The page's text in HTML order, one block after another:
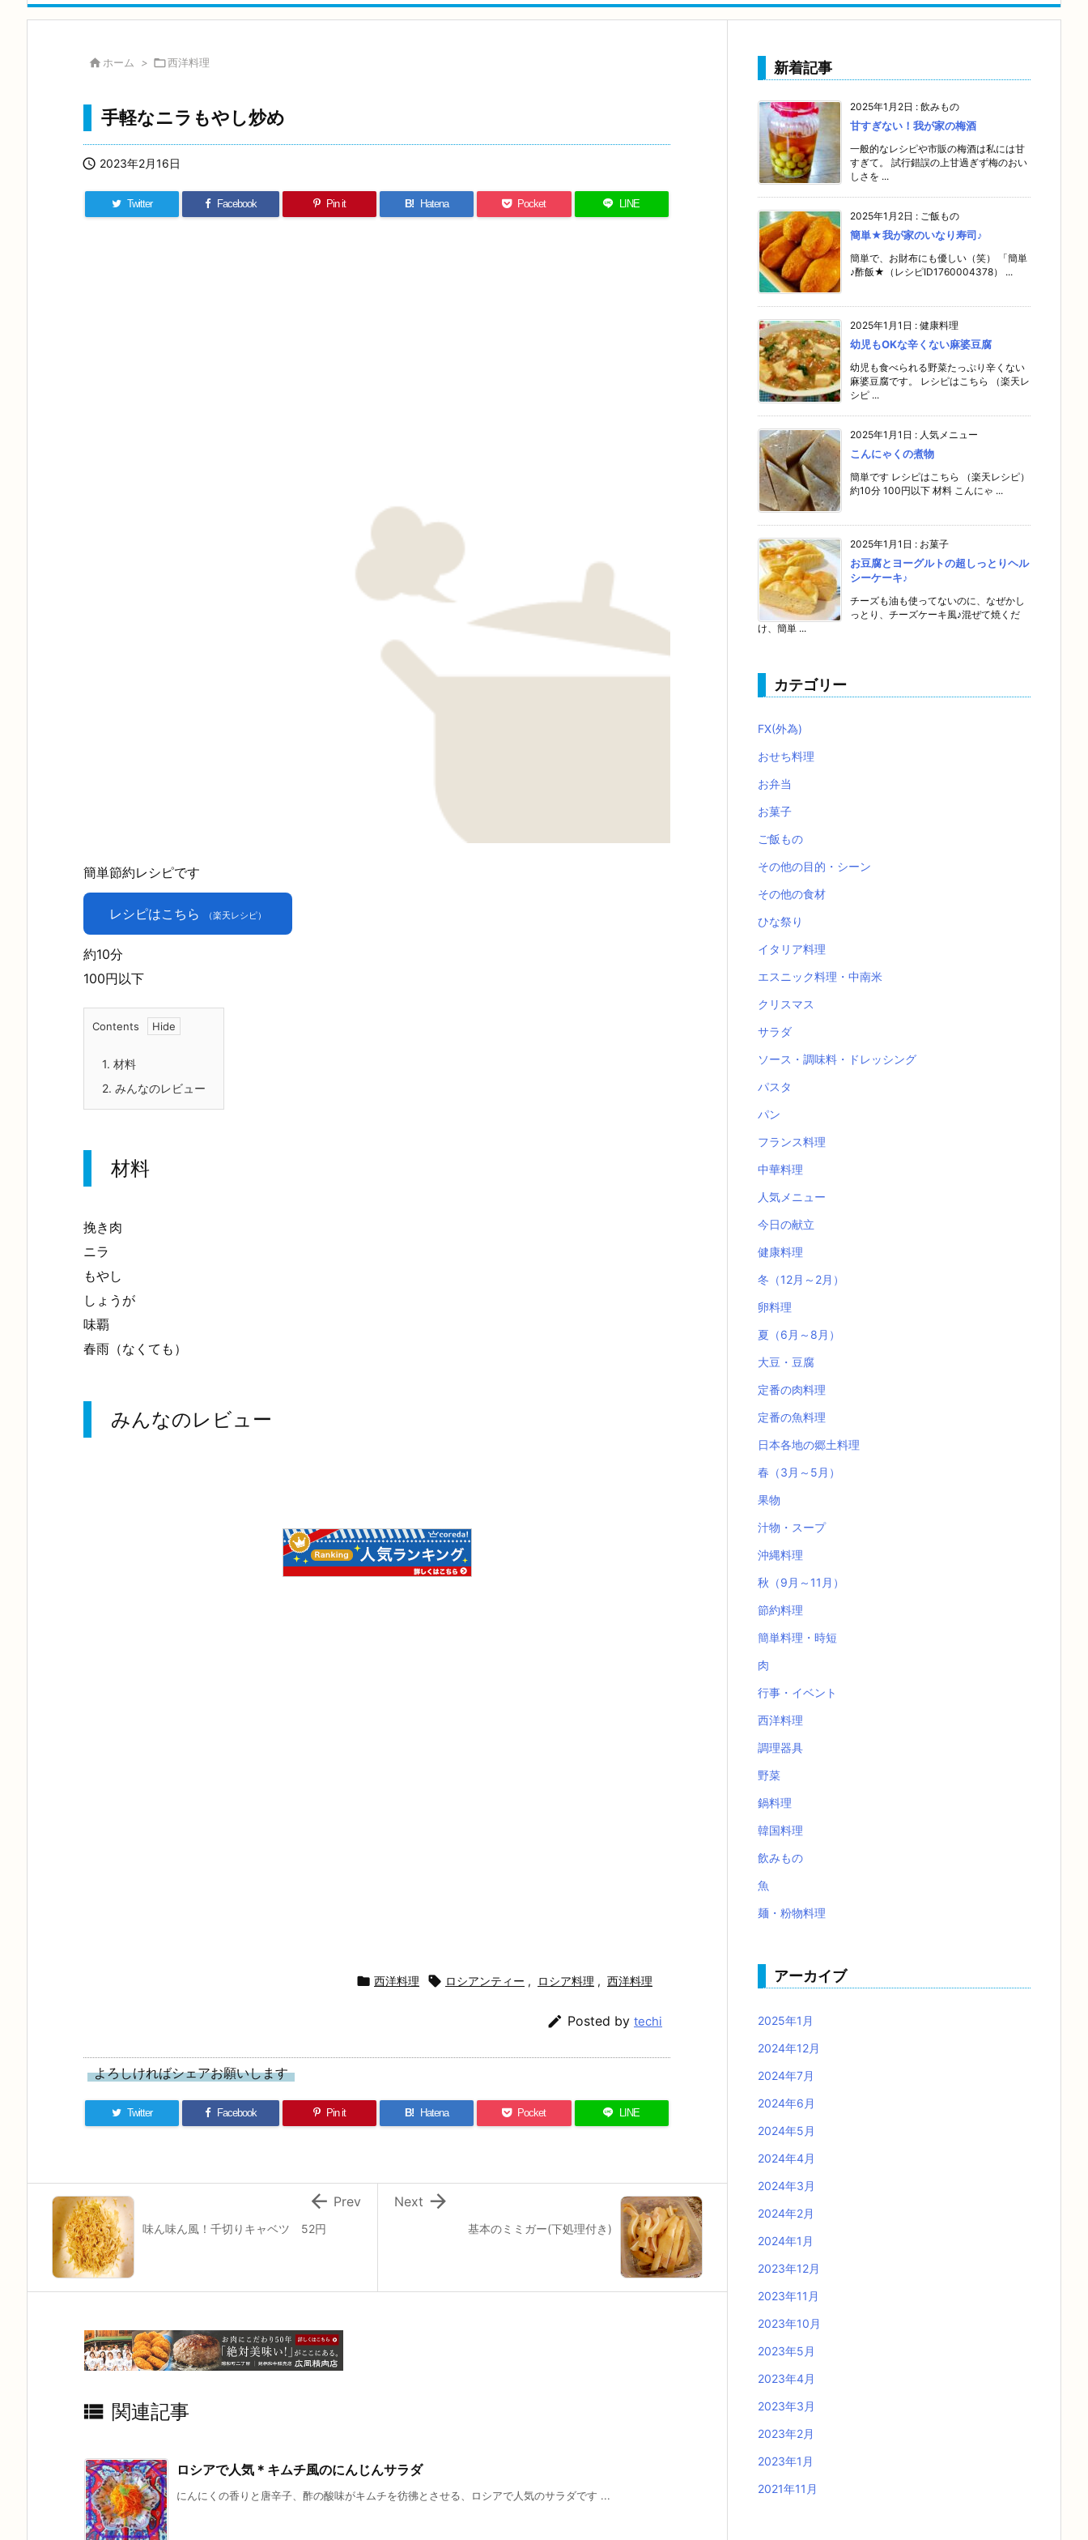
 ホーム > 西洋料理
手軽なニラもやし炒め
 2023年2月16日
Twitter Facebook Pin it B! Hatena Pocket LINE
簡単節約レシピです
レシピはこちら （楽天レシピ）
約10分
100円以下
Contents
1. 材料
2. みんなのレビュー
材料
挽き肉
ニラ
もやし
しょうが
味覇
春雨（なくても）
みんなのレビュー
 西洋料理  ロシアンティー , ロシア料理 , 西洋料理
 Posted by techi
よろしければシェアお願いします
Twitter Facebook Pin it B! Hatena Pocket LINE
基本のミミガー(下処理付き)

Next
味ん味ん風！千切りキャベツ 52円
 Prev
 関連記事
ロシアで人気＊キムチ風のにんじんサラダ
にんにくの香りと唐辛子、酢の酸味がキムチを彷彿とさせる、ロシアで人気のサラダです ...
新着記事
2025年1月2日 : 飲みもの
甘すぎない！我が家の梅酒
一般的なレシピや市販の梅酒は私には甘
すぎて。 試行錯誤の上甘過ぎず梅のおい
しさを ...
2025年1月2日 : ご飯もの
簡単★我が家のいなり寿司♪
簡単で、お財布にも優しい（笑） 「簡単
♪酢飯★（レシピID1760004378） ...
2025年1月1日 : 健康料理
幼児もOKな辛くない麻婆豆腐
幼児も食べられる野菜たっぷり辛くない
麻婆豆腐です。 レシピはこちら （楽天レ
シピ ...
2025年1月1日 : 人気メニュー
こんにゃくの煮物
簡単です レシピはこちら （楽天レシピ）
約10分 100円以下 材料 こんにゃ ...
2025年1月1日 : お菓子
お豆腐とヨーグルトの超しっとりヘル
シーケーキ♪
チーズも油も使ってないのに、なぜかし
っとり、チーズケーキ風♪混ぜて焼くだ
け、簡単 ...
カテゴリー
FX(外為)
おせち料理
お弁当
お菓子
ご飯もの
その他の目的・シーン
その他の食材
ひな祭り
イタリア料理
エスニック料理・中南米
クリスマス
サラダ
ソース・調味料・ドレッシング
パスタ
パン
フランス料理
中華料理
人気メニュー
今日の献立
健康料理
冬（12月～2月）
卵料理
夏（6月～8月）
大豆・豆腐
定番の肉料理
定番の魚料理
日本各地の郷土料理
春（3月～5月）
果物
汁物・スープ
沖縄料理
秋（9月～11月）
節約料理
簡単料理・時短
肉
行事・イベント
西洋料理
調理器具
野菜
鍋料理
韓国料理
飲みもの
魚
麺・粉物料理
アーカイブ
2025年1月
2024年12月
2024年7月
2024年6月
2024年5月
2024年4月
2024年3月
2024年2月
2024年1月
2023年12月
2023年11月
2023年10月
2023年5月
2023年4月
2023年3月
2023年2月
2023年1月
2021年11月